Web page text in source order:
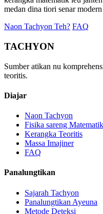
medan dina tiori senar
Naon Tachyon Teh? FAQ
TACHYON
Sumber atikan nu
teoritis.
Diajar
Naon Tachyon
Fisika sareng
Kerangka Teoritis
Massa Imajiner
FAQ
Panalungtikan
Sajarah Tachyon
Panalungtikan Ayeuna
Metode Deteksi